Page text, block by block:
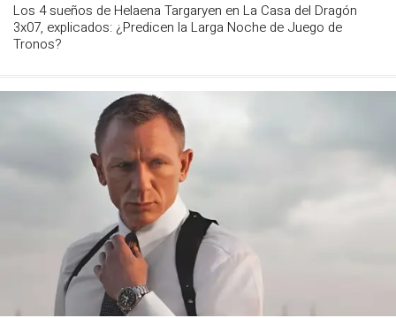
Los 4 sueños de Helaena Targaryen en La Casa del Dragón
3x07, explicados: ¿Predicen la Larga Noche de Juego de
Tronos?